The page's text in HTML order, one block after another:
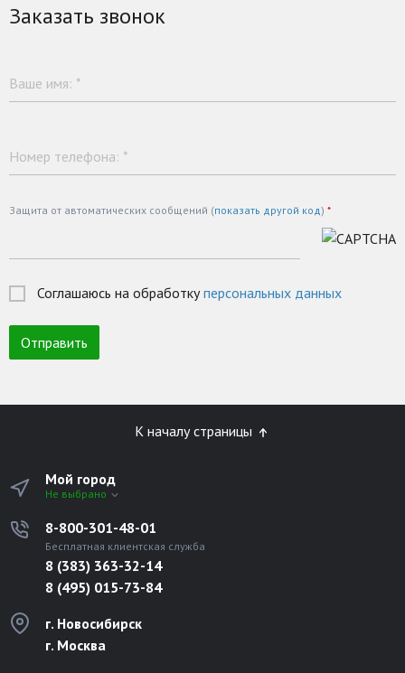
Заказать звонок
Ваше имя: *
Номер телефона: *
Защита от автоматических сообщений (показать другой код) *
Соглашаюсь на обработкуперсональных данных
К началу страницы
Мой город
Не выбрано
8-800-301-48-01
Бесплатная клиентская служба
8 (383) 363-32-14
8 (495) 015-73-84
г. Новосибирск
г. Москва